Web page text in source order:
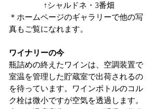
↑シャルドネ・3番畑
＊ホームページのギャラリーで他の写
真もご覧になれます。
ワイナリーの今
瓶詰めの終えたワインは、空調装置で
室温を管理した貯蔵室で出荷されるの
を待っています。ワインボトルのコル
ク栓は微小ですが空気を透過します。